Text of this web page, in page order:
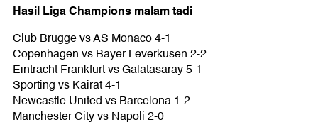
Hasil Liga Champions malam tadi
Club Brugge vs AS Monaco 4-1
Copenhagen vs Bayer Leverkusen 2-2
Eintracht Frankfurt vs Galatasaray 5-1
Sporting vs Kairat 4-1
Newcastle United vs Barcelona 1-2
Manchester City vs Napoli 2-0